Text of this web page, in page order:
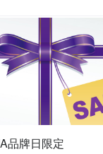
品牌日限定